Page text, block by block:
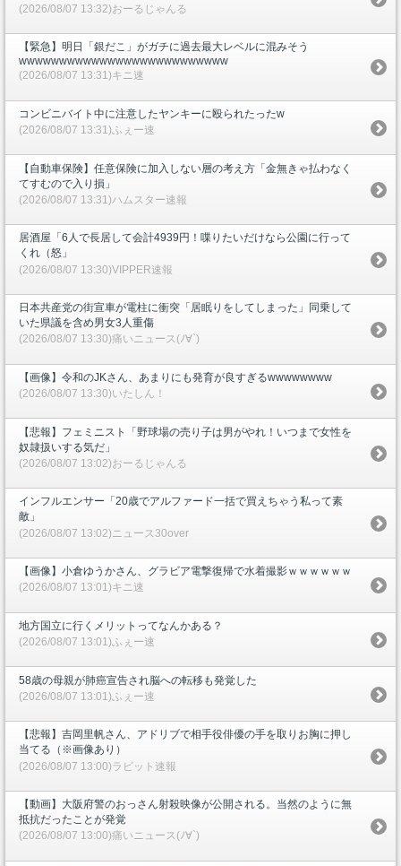
(2026/08/07 13:32)おーるじゃんる
【緊急】明日「銀だこ」がガチに過去最大レベルに混みそう
wwwwwwwwwwwwwwwwwwwwwwwwww
(2026/08/07 13:31)キニ速
コンビニバイト中に注意したヤンキーに殴られたったw
(2026/08/07 13:31)ふぇー速
【自動車保険】任意保険に加入しない層の考え方「金無きゃ払わなく
てすむので入り損」
(2026/08/07 13:31)ハムスター速報
居酒屋「6人で長居して会計4939円！喋りたいだけなら公園に行って
くれ（怒」
(2026/08/07 13:30)VIPPER速報
日本共産党の街宣車が電柱に衝突「居眠りをしてしまった」同乗して
いた県議を含め男女3人重傷
(2026/08/07 13:30)痛いニュース(ﾉ∀`)
【画像】令和のJKさん、あまりにも発育が良すぎるwwwwwwww
(2026/08/07 13:30)いたしん！
【悲報】フェミニスト「野球場の売り子は男がやれ！いつまで女性を
奴隷扱いする気だ」
(2026/08/07 13:02)おーるじゃんる
インフルエンサー「20歳でアルファード一括で買えちゃう私って素
敵」
(2026/08/07 13:02)ニュース30over
【画像】小倉ゆうかさん、グラビア電撃復帰で水着撮影ｗｗｗｗｗｗ
(2026/08/07 13:01)キニ速
地方国立に行くメリットってなんかある？
(2026/08/07 13:01)ふぇー速
58歳の母親が肺癌宣告され脳への転移も発覚した
(2026/08/07 13:01)ふぇー速
【悲報】吉岡里帆さん、アドリブで相手役俳優の手を取りお胸に押し
当てる（※画像あり）
(2026/08/07 13:00)ラビット速報
【動画】大阪府警のおっさん射殺映像が公開される。当然のように無
抵抗だったことが発覚
(2026/08/07 13:00)痛いニュース(ﾉ∀`)